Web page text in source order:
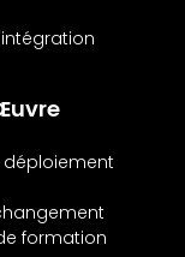
déploiement
formation